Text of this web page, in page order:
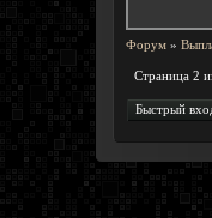
Форум »
Страница 2